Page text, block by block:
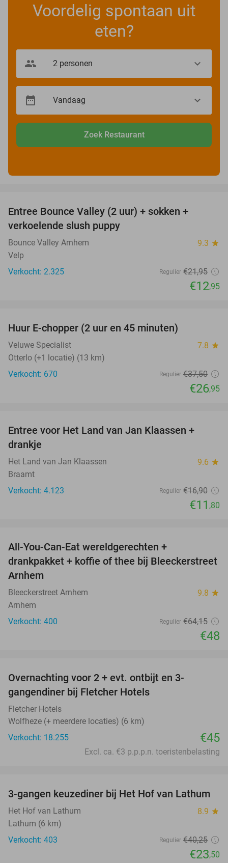
Voordelig spontaan uit
eten?
Zoek Restaurant
Entree Bounce Valley (2 uur) + sokken +
verkoelende slush puppy
Bounce Valley Arnhem 9.3 star
Velp
Verkocht: 2.325
Regulier €21,95
€12,95
Huur E-chopper (2 uur en 45 minuten)
Veluwe Specialist 7.8 star
Otterlo (+1 locatie) (13 km)
Verkocht: 670
Regulier €37,50
€26,95
Entree voor Het Land van Jan Klaassen +
drankje
Het Land van Jan Klaassen 9.6 star
Braamt
Verkocht: 4.123
Regulier €16,90
€11 ,80
All-You-Can-Eat wereldgerechten +
drankpakket + koffie of thee bij Bleeckerstreet
Arnhem
Bleeckerstreet Arnhem 9.8 star
Arnhem
Verkocht: 400
Regulier €64,15
€48
Overnachting voor 2 + evt. ontbijt en 3-
gangendiner bij Fletcher Hotels
Fletcher Hotels
Wolfheze (+ meerdere locaties) (6 km)
Verkocht: 18.255
€45
Excl. ca. €3 p.p.p.n. toeristenbelasting
42%
3-gangen keuzediner bij Het Hof van Lathum
Het Hof van Lathum 8.9 star
Lathum (6 km)
Verkocht: 403
Regulier €40,25
€23,50